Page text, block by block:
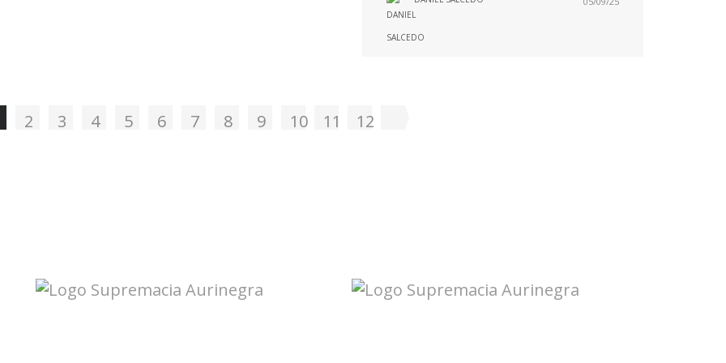
2 3 4 5 6 7 8 9 10 11 12